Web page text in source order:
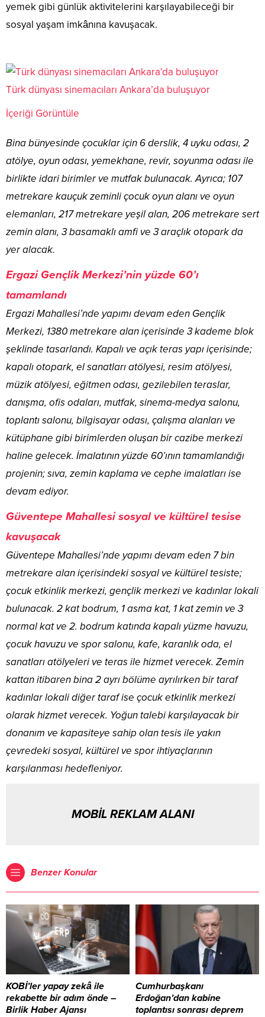
yemek gibi günlük aktivitelerini karşılayabileceği bir
sosyal yaşam imkânına kavuşacak.
Türk dünyası sinemacıları Ankara’da buluşuyor
İçeriği Görüntüle
Bina bünyesinde çocuklar için 6 derslik, 4 uyku odası, 2
atölye, oyun odası, yemekhane, revir, soyunma odası ile
birlikte idari birimler ve mutfak bulunacak. Ayrıca; 107
metrekare kauçuk zeminli çocuk oyun alanı ve oyun
elemanları, 217 metrekare yeşil alan, 206 metrekare sert
zemin alanı, 3 basamaklı amfi ve 3 araçlık otopark da
yer alacak.
Ergazi Gençlik Merkezi’nin yüzde 60’ı
tamamlandı
Ergazi Mahallesi’nde yapımı devam eden Gençlik
Merkezi, 1380 metrekare alan içerisinde 3 kademe blok
şeklinde tasarlandı. Kapalı ve açık teras yapı içerisinde;
kapalı otopark, el sanatları atölyesi, resim atölyesi,
müzik atölyesi, eğitmen odası, gezilebilen teraslar,
danışma, ofis odaları, mutfak, sinema-medya salonu,
toplantı salonu, bilgisayar odası, çalışma alanları ve
kütüphane gibi birimlerden oluşan bir cazibe merkezi
haline gelecek. İmalatının yüzde 60’ının tamamlandığı
projenin; sıva, zemin kaplama ve cephe imalatları ise
devam ediyor.
Güventepe Mahallesi sosyal ve kültürel tesise
kavuşacak
Güventepe Mahallesi’nde yapımı devam eden 7 bin
metrekare alan içerisindeki sosyal ve kültürel tesiste;
çocuk etkinlik merkezi, gençlik merkezi ve kadınlar lokali
bulunacak. 2 kat bodrum, 1 asma kat, 1 kat zemin ve 3
normal kat ve 2. bodrum katında kapalı yüzme havuzu,
çocuk havuzu ve spor salonu, kafe, karanlık oda, el
sanatları atölyeleri ve teras ile hizmet verecek. Zemin
kattan itibaren bina 2 ayrı bölüme ayrılırken bir taraf
kadınlar lokali diğer taraf ise çocuk etkinlik merkezi
olarak hizmet verecek. Yoğun talebi karşılayacak bir
donanım ve kapasiteye sahip olan tesis ile yakın
çevredeki sosyal, kültürel ve spor ihtiyaçlarının
karşılanması hedefleniyor.
MOBİL REKLAM ALANI
Benzer Konular
KOBİ’ler yapay zekâ ile
rekabette bir adım önde –
Birlik Haber Ajansı
Cumhurbaşkanı
Erdoğan’dan kabine
toplantısı sonrası deprem